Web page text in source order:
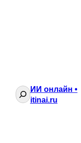
ПоискИИ онлайн •
itinai.ru